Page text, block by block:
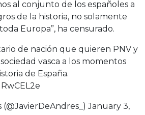
al conjunto de los españoles a
de la historia, no solamente
Europa”, ha censurado.
de nación que quieren PNV y
vasca a los momentos
de España.
January 3,